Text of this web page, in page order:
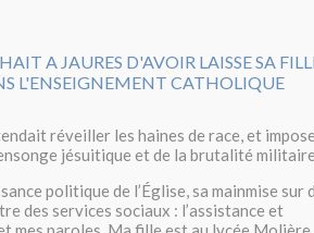
réveiller les haines de race, et
jésuitique et de la brutalité
politique de l’Église, sa mainmise sur
des services sociaux : l’assistance et